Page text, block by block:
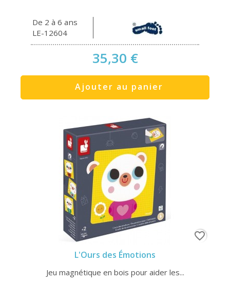
De 2 à 6 ans
LE-12604
35,30 €
Ajouter au panier
L'Ours des Émotions
Jeu magnétique en bois pour aider les...
favorite_border